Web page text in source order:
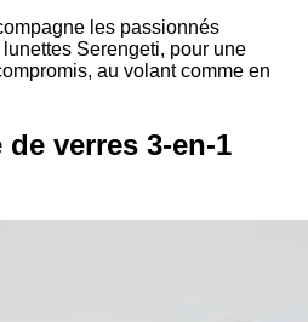
les passionnés
Serengeti, pour une
au volant comme en
verres 3-en-1